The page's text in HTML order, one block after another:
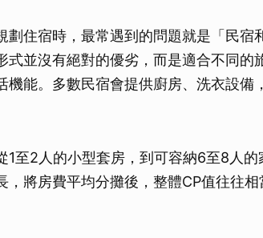
劃住宿時，最常遇到的問題就是「民宿
式並沒有絕對的優劣，而是適合不同的
機能。多數民宿會提供廚房、洗衣設備
1至2人的小型套房，到可容納6至8人的
，將房費平均分攤後，整體CP值往往